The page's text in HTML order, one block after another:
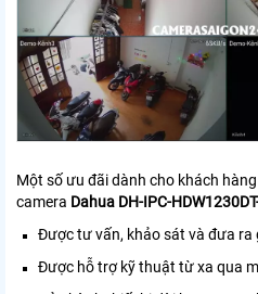
Một số ưu đãi dành cho khách
camera Dahua DH-IPC-
Được tư vấn, khảo sát và đưa
Được hỗ trợ kỹ thuật từ xa qua